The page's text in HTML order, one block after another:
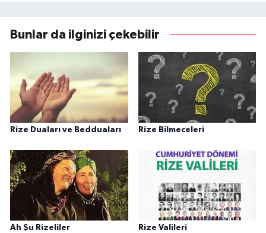
Bunlar da ilginizi çekebilir
Rize Duaları ve Bedduaları Rize Bilmeceleri
Ah Şu Rizeliler Rize Valileri